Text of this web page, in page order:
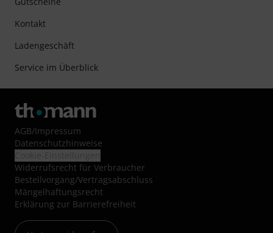
Kontakt
Ladengeschäft
Service im Überblick
AGB/Impressum
Datenschutzhinweise
Widerrufsrecht für Verbraucher
Bestellvorgang/Vertragsabschluss
Mängelhaftungsrecht
Erklärung zur Barrierefreiheit